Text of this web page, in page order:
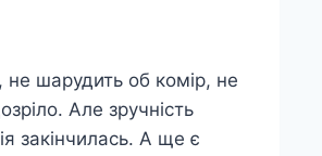
не шарудить об комір, не
Але зручність
закінчилась. А ще є